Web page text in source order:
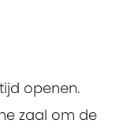
openen.
zaal om de